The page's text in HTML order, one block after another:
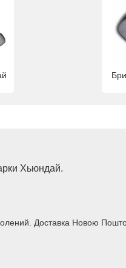
Хьюндай.
Доставка Новою